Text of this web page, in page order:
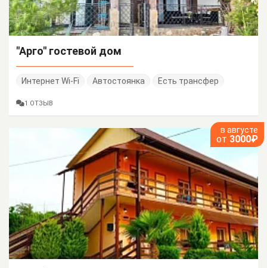
"Арго" гостевой дом
Интернет Wi-Fi Автостоянка Есть трансфер
1 ОТЗЫВ
в августе
от 3000₽